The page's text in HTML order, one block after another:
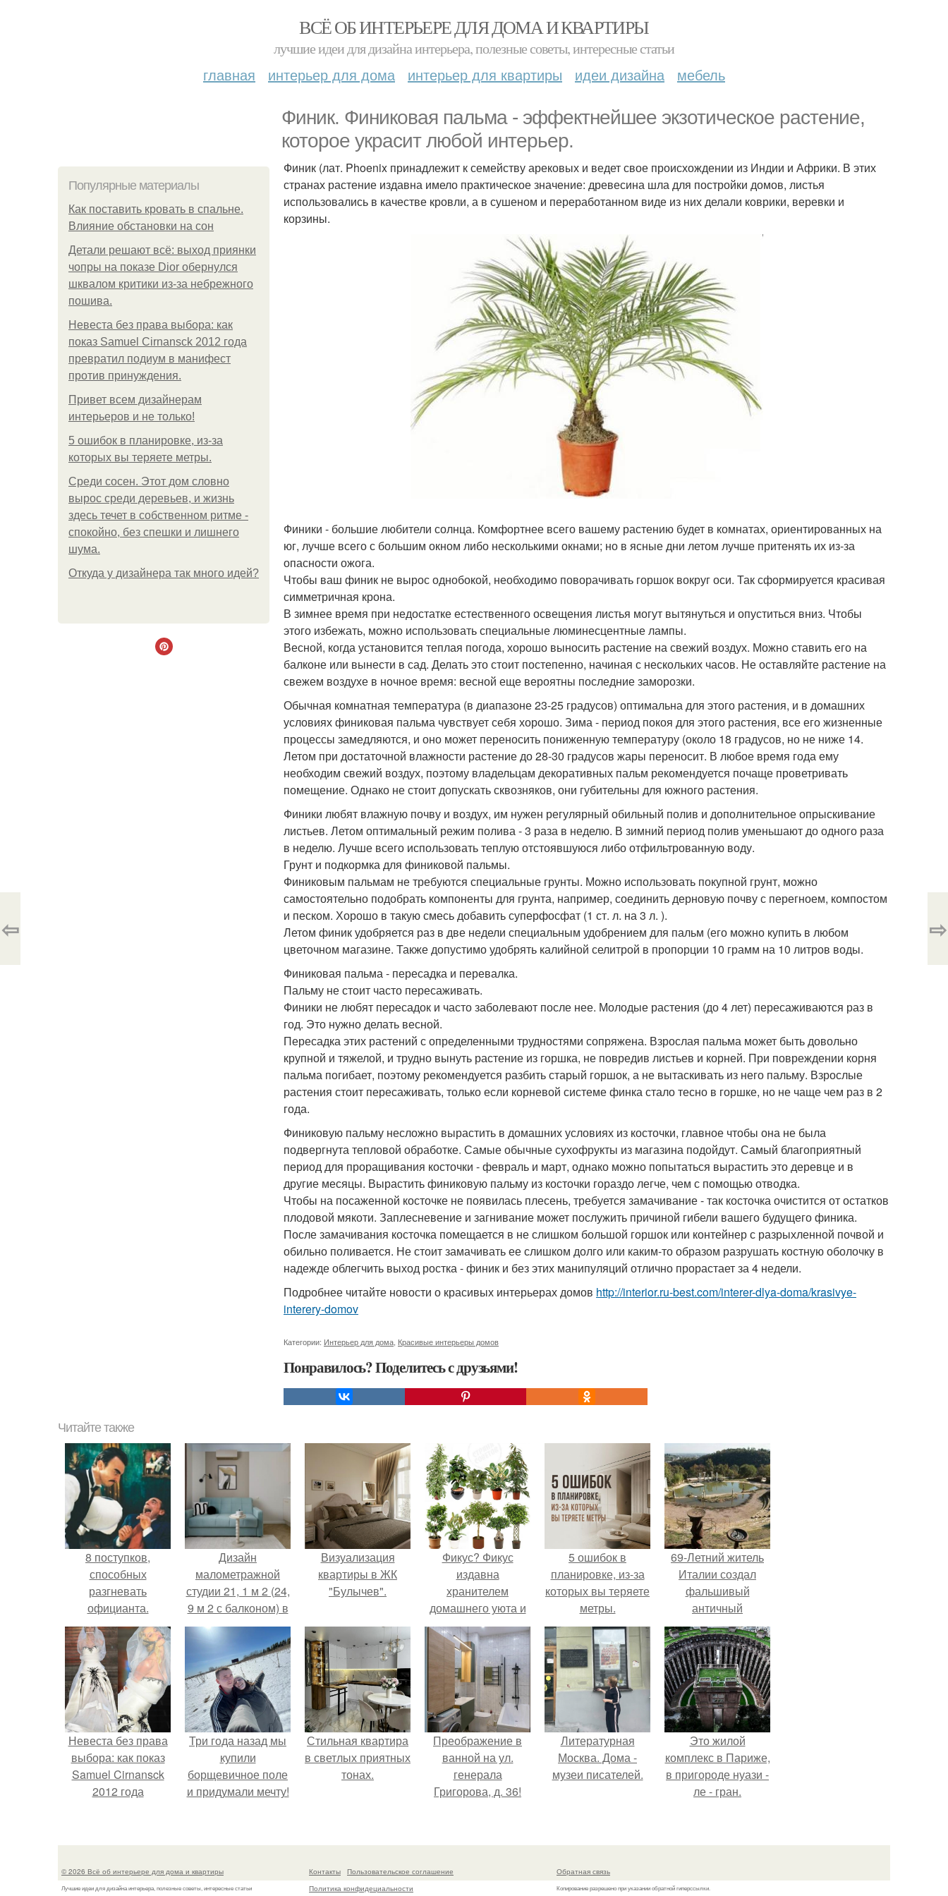
ВСЁ ОБ ИНТЕРЬЕРЕ ДЛЯ ДОМА И КВАРТИРЫ
лучшие идеи для дизайна интерьера, полезные советы, интересные статьи
главная интерьер для дома интерьер для квартиры идеи дизайна мебель
Финик. Финиковая пальма - эффектнейшее экзотическое растение,
которое украсит любой интерьер.
Популярные материалы
Как поставить кровать в спальне.
Влияние обстановки на сон
Детали решают всё: выход приянки
чопры на показе Dior обернулся
шквалом критики из-за небрежного
пошива.
Невеста без права выбора: как
показ Samuel Cirnansck 2012 года
превратил подиум в манифест
против принуждения.
Привет всем дизайнерам
интерьеров и не только!
5 ошибок в планировке, из-за
которых вы теряете метры.
Среди сосен. Этот дом словно
вырос среди деревьев, и жизнь
здесь течет в собственном ритме -
спокойно, без спешки и лишнего
шума.
Откуда у дизайнера так много идей?
Финик (лат. Phoenix принадлежит к семейству арековых и ведет свое происхождении из Индии и Африки. В этих
странах растение издавна имело практическое значение: древесина шла для постройки домов, листья
использовались в качестве кровли, а в сушеном и переработанном виде из них делали коврики, веревки и
корзины.
Финики - большие любители солнца. Комфортнее всего вашему растению будет в комнатах, ориентированных на
юг, лучше всего с большим окном либо несколькими окнами; но в ясные дни летом лучше притенять их из-за
опасности ожога.
Чтобы ваш финик не вырос однобокой, необходимо поворачивать горшок вокруг оси. Так сформируется красивая
симметричная крона.
В зимнее время при недостатке естественного освещения листья могут вытянуться и опуститься вниз. Чтобы
этого избежать, можно использовать специальные люминесцентные лампы.
Весной, когда установится теплая погода, хорошо выносить растение на свежий воздух. Можно ставить его на
балконе или вынести в сад. Делать это стоит постепенно, начиная с нескольких часов. Не оставляйте растение на
свежем воздухе в ночное время: весной еще вероятны последние заморозки.
Обычная комнатная температура (в диапазоне 23-25 градусов) оптимальна для этого растения, и в домашних
условиях финиковая пальма чувствует себя хорошо. Зима - период покоя для этого растения, все его жизненные
процессы замедляются, и оно может переносить пониженную температуру (около 18 градусов, но не ниже 14.
Летом при достаточной влажности растение до 28-30 градусов жары переносит. В любое время года ему
необходим свежий воздух, поэтому владельцам декоративных пальм рекомендуется почаще проветривать
помещение. Однако не стоит допускать сквозняков, они губительны для южного растения.
Финики любят влажную почву и воздух, им нужен регулярный обильный полив и дополнительное опрыскивание
листьев. Летом оптимальный режим полива - 3 раза в неделю. В зимний период полив уменьшают до одного раза
в неделю. Лучше всего использовать теплую отстоявшуюся либо отфильтрованную воду.
Грунт и подкормка для финиковой пальмы.
Финиковым пальмам не требуются специальные грунты. Можно использовать покупной грунт, можно
самостоятельно подобрать компоненты для грунта, например, соединить дерновую почву с перегноем, компостом
и песком. Хорошо в такую смесь добавить суперфосфат (1 ст. л. на 3 л. ).
Летом финик удобряется раз в две недели специальным удобрением для пальм (его можно купить в любом
цветочном магазине. Также допустимо удобрять калийной селитрой в пропорции 10 грамм на 10 литров воды.
Финиковая пальма - пересадка и перевалка.
Пальму не стоит часто пересаживать.
Финики не любят пересадок и часто заболевают после нее. Молодые растения (до 4 лет) пересаживаются раз в
год. Это нужно делать весной.
Пересадка этих растений с определенными трудностями сопряжена. Взрослая пальма может быть довольно
крупной и тяжелой, и трудно вынуть растение из горшка, не повредив листьев и корней. При повреждении корня
пальма погибает, поэтому рекомендуется разбить старый горшок, а не вытаскивать из него пальму. Взрослые
растения стоит пересаживать, только если корневой системе финка стало тесно в горшке, но не чаще чем раз в 2
года.
Финиковую пальму несложно вырастить в домашних условиях из косточки, главное чтобы она не была
подвергнута тепловой обработке. Самые обычные сухофрукты из магазина подойдут. Самый благоприятный
период для проращивания косточки - февраль и март, однако можно попытаться вырастить это деревце и в
другие месяцы. Вырастить финиковую пальму из косточки гораздо легче, чем с помощью отводка.
Чтобы на посаженной косточке не появилась плесень, требуется замачивание - так косточка очистится от остатков
плодовой мякоти. Заплесневение и загнивание может послужить причиной гибели вашего будущего финика.
После замачивания косточка помещается в не слишком большой горшок или контейнер с разрыхленной почвой и
обильно поливается. Не стоит замачивать ее слишком долго или каким-то образом разрушать костную оболочку в
надежде облегчить выход ростка - финик и без этих манипуляций отлично прорастает за 4 недели.
Подробнее читайте новости о красивых интерьерах домов http://interior.ru-best.com/interer-dlya-doma/krasivye-
interery-domov
Категории: Интерьер для дома Красивые интерьеры домов
Понравилось? Поделитесь с друзьями!
⇦ ⇨
Читайте также
8 поступков,
способных
разгневать
официанта.
Дизайн
малометражной
студии 21, 1 м 2 (24,
9 м 2 с балконом) в
Краснодаре.
Визуализация
квартиры в ЖК
"Булычев".
Фикус? Фикус
издавна
хранителем
домашнего уюта и
стабильности
семейной жизни
считался.
5 ошибок в
планировке, из-за
которых вы теряете
метры.
69-Летний житель
Италии создал
фальшивый
античный
амфитеатр и
долгое время
успешно выдавал
его за настоящее
историческое
наследие.
Невеста без права
выбора: как показ
Samuel Cirnansck
2012 года
принуждения.
Три года назад мы
купили
борщевичное поле
и придумали мечту!
Стильная квартира
в светлых приятных
тонах.
Преображение в
ванной на ул.
генерала
Григорова, д. 36!
Литературная
Москва. Дома -
музеи писателей.
Это жилой
комплекс в Париже,
в пригороде нуази -
ле - гран.
© 2026 Всё об интерьере для дома и квартиры
Лучшие идеи для дизайна интерьера, полезные советы, интересные статьи
Контакты
Пользовательское соглашение
Политика конфидециальности
Обратная связь
Копирование разрешено при указании обратной гиперссылки.